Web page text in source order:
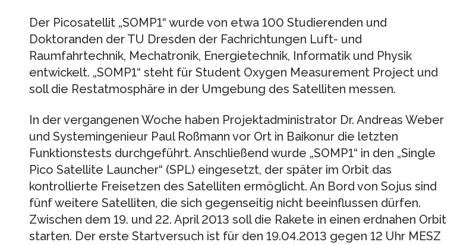
Der Picosatellit „SOMP1“ wurde von etwa 100 Studierenden und
Doktoranden der TU Dresden der Fachrichtungen Luft- und
Raumfahrtechnik, Mechatronik, Energietechnik, Informatik und Physik
entwickelt. „SOMP1“ steht für Student Oxygen Measurement Project und
soll die Restatmosphäre in der Umgebung des Satelliten messen.
In der vergangenen Woche haben Projektadministrator Dr. Andreas Weber
und Systemingenieur Paul Roßmann vor Ort in Baikonur die letzten
Funktionstests durchgeführt. Anschließend wurde „SOMP1“ in den „Single
Pico Satellite Launcher“ (SPL) eingesetzt, der später im Orbit das
kontrollierte Freisetzen des Satelliten ermöglicht. An Bord von Sojus sind
fünf weitere Satelliten, die sich gegenseitig nicht beeinflussen dürfen.
Zwischen dem 19. und 22. April 2013 soll die Rakete in einen erdnahen Orbit
starten. Der erste Startversuch ist für den 19.04.2013 gegen 12 Uhr MESZ